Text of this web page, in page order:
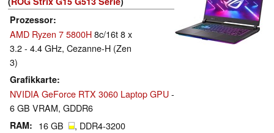
Prozessor
AMD Ryzen 7 5800H8c/16t 8 x
3.2 - 4.4 GHz, Cezanne-H (Zen
3)
Grafikkarte
NVIDIA GeForce RTX 3060 Laptop GPU-
6 GB VRAM, GDDR6
RAM 16 GB , DDR4-3200